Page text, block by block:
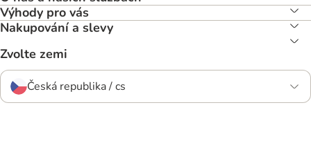
Výhody pro vás
Nakupování a slevy
Zvolte zemi
Česká republika / cs